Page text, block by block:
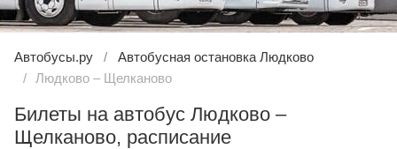
Автобусы.ру
Автобусная остановка Людково
Людково – Щелканово
Билеты на автобус Людково –
Щелканово, расписание